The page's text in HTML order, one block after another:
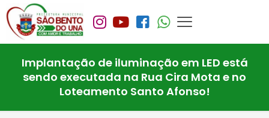
Implantação de iluminação em LED está
sendo executada na Rua Cira Mota e no
Loteamento Santo Afonso!